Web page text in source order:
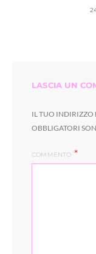
LASCIA UN
IL TUO INDIRIZZO
OBBLIGATORI
COMMENTO